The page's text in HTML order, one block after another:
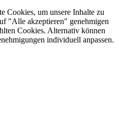
Cookies, um unsere Inhalte zu
"Alle akzeptieren" genehmigen
Cookies. Alternativ können
individuell anpassen.